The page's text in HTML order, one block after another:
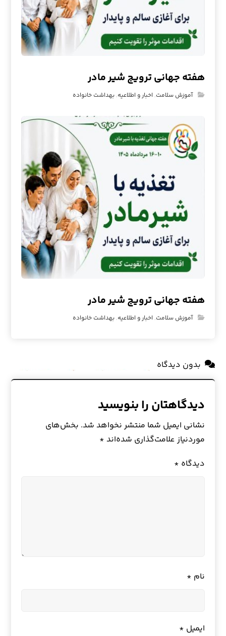
هفته جهانی ترویج شیر مادر
آموزش سلامت, اخبار و اطلاعیه,بهداشت خانواده
هفته جهانی ترویج شیر مادر
آموزش سلامت, اخبار و اطلاعیه,بهداشت خانواده
بدون دیدگاه
دیدگاهتان را بنویسید
نشانی ایمیل شما منتشر نخواهد شد. بخش‌های
موردنیاز علامت‌گذاری شده‌اند *
دیدگاه *
نام *
ایمیل *